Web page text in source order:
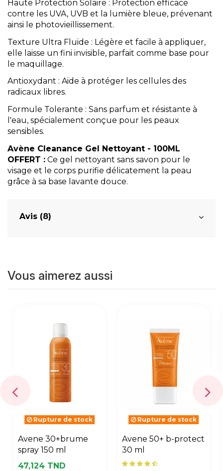
Haute Protection Solaire : Protection efficace
contre les UVA, UVB et la lumière bleue, prévenant
ainsi le photovieillissement.
Texture Ultra Fluide : Légère et facile à appliquer,
elle laisse un fini invisible, parfait comme base pour
le maquillage.
Antioxydant : Aide à protéger les cellules des
radicaux libres.
Formule Tolerante : Sans parfum et résistante à
l'eau, spécialement conçue pour les peaux
sensibles.
Avène Cleanance Gel Nettoyant - 100ML
OFFERT : Ce gel nettoyant sans savon pour le
visage et le corps purifie délicatement la peau
grâce à sa base lavante douce.
Avis (8)
Vous aimerez aussi
Rupture de stock
avene 30+brume
spray 150 ml
47,124 TND
Rupture de stock
avene 50+ b-protect
30 ml